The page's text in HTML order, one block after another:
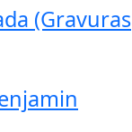
(Gravuras